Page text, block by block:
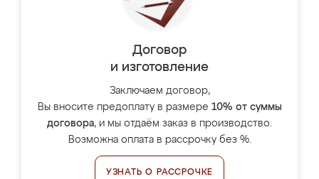
Договор
и изготовление
Заключаем договор,
Вы вносите предоплату в размере 10% от суммы
договора, и мы отдаём заказ в производство.
Возможна оплата в рассрочку без %.
УЗНАТЬ О РАССРОЧКЕ